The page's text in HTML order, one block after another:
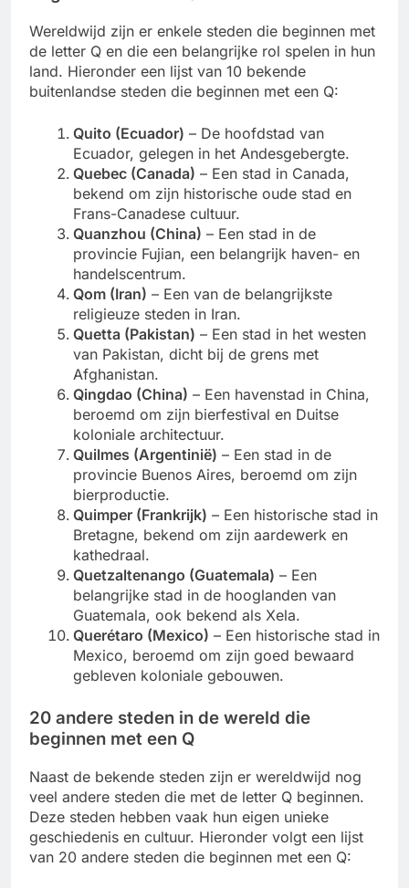
Wereldwijd zijn er enkele steden die beginnen met
de letter Q en die een belangrijke rol spelen in hun
land. Hieronder een lijst van 10 bekende
buitenlandse steden die beginnen met een Q:
Quito (Ecuador) – De hoofdstad van
Ecuador, gelegen in het Andesgebergte.
Quebec (Canada) – Een stad in Canada,
bekend om zijn historische oude stad en
Frans-Canadese cultuur.
Quanzhou (China) – Een stad in de
provincie Fujian, een belangrijk haven- en
handelscentrum.
Qom (Iran) – Een van de belangrijkste
religieuze steden in Iran.
Quetta (Pakistan) – Een stad in het westen
van Pakistan, dicht bij de grens met
Afghanistan.
Qingdao (China) – Een havenstad in China,
beroemd om zijn bierfestival en Duitse
koloniale architectuur.
Quilmes (Argentinië) – Een stad in de
provincie Buenos Aires, beroemd om zijn
bierproductie.
Quimper (Frankrijk) – Een historische stad in
Bretagne, bekend om zijn aardewerk en
kathedraal.
Quetzaltenango (Guatemala) – Een
belangrijke stad in de hooglanden van
Guatemala, ook bekend als Xela.
Querétaro (Mexico) – Een historische stad in
Mexico, beroemd om zijn goed bewaard
gebleven koloniale gebouwen.
20 andere steden in de wereld die
beginnen met een Q
Naast de bekende steden zijn er wereldwijd nog
veel andere steden die met de letter Q beginnen.
Deze steden hebben vaak hun eigen unieke
geschiedenis en cultuur. Hieronder volgt een lijst
van 20 andere steden die beginnen met een Q: